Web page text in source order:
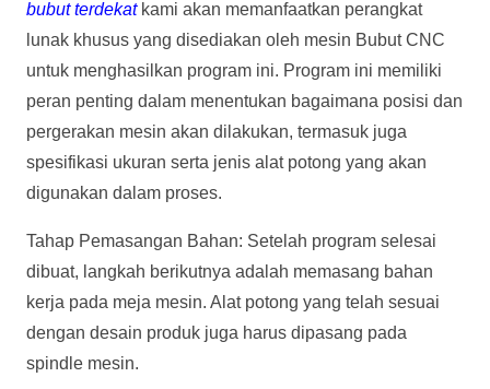
bubut terdekatkami akan memanfaatkan perangkat
lunak khusus yang disediakan oleh mesin Bubut CNC
untuk menghasilkan program ini. Program ini memiliki
peran penting dalam menentukan bagaimana posisi dan
pergerakan mesin akan dilakukan, termasuk juga
spesifikasi ukuran serta jenis alat potong yang akan
digunakan dalam proses.
Tahap Pemasangan Bahan: Setelah program selesai
dibuat, langkah berikutnya adalah memasang bahan
kerja pada meja mesin. Alat potong yang telah sesuai
dengan desain produk juga harus dipasang pada
spindle mesin.